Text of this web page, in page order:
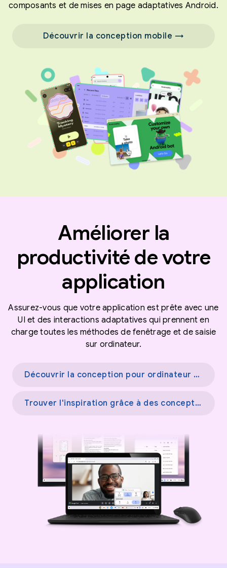
composants et de mises en page adaptatives Android.
Découvrir la conception mobile →
Améliorer la
productivité de votre
application
Assurez-vous que votre application est prête avec une
UI et des interactions adaptatives qui prennent en
charge toutes les méthodes de fenêtrage et de saisie
sur ordinateur.
Découvrir la conception pour ordinateur →
Trouver l'inspiration grâce à des conceptions UX pour différents écrans →